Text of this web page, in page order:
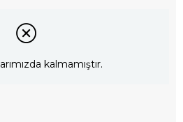
kalmamıştır.